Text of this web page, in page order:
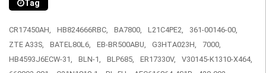
Tag
CR17450AH, HB824666RBC, BA7800, L21C4PE2,
361-00146-00,
ZTE A33S,
BATEL80L6, EB-BR500ABU, G3HTA023H,
7000,
HB4593J6ECW-31,
BLN-1, BLP685, ER17330V,
V30145-K1310-X464,